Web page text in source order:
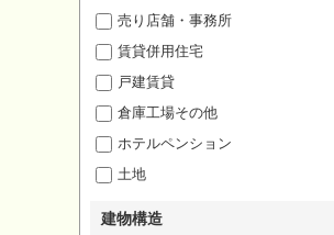
売り店舗・事務所
賃貸併用住宅
戸建賃貸
倉庫工場その他
ホテルペンション
土地
建物構造